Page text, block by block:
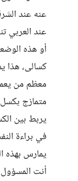
عنه عند
عند العربي
أو هذه
كسالى، هذا
معظم من
متمازج
يربط بين
في براءة
يمارس بهذه
أنت